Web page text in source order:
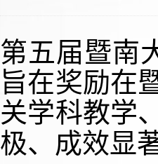
第五届暨南
旨在奖励在
关学科教学
极、成效显